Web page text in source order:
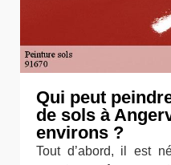
Qui peut
de sols à
environs ?
Tout d’abord, il est